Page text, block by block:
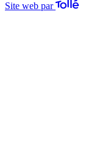
Site web par